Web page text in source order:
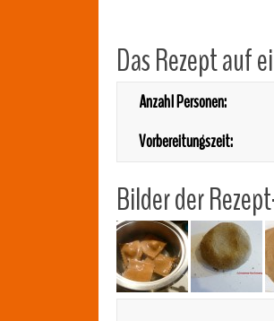
Das Rezept auf
Anzahl Personen:
Vorbereitungszeit:
Bilder der